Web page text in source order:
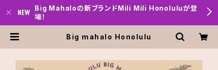
Big Mahaloの新ブランドMili Mili Honoluluが登
場！
Big mahalo Honolulu